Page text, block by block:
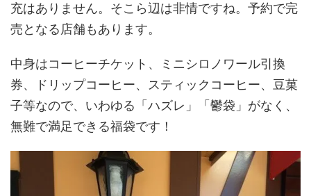
充はありません。そこら辺は非情ですね。予約で完
売となる店舗もあります。
中身はコーヒーチケット、ミニシロノワール引換
券、ドリップコーヒー、スティックコーヒー、豆菓
子等なので、いわゆる「ハズレ」「鬱袋」がなく、
無難で満足できる福袋です！